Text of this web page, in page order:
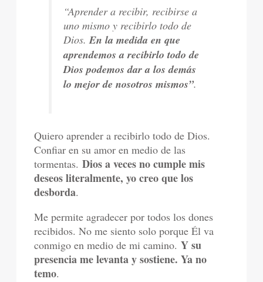
“Aprender a recibir, recibirse a
uno mismo y recibirlo todo de
Dios.En la medida en que
aprendemos a recibirlo todo de
Dios podemos dar a los demás
lo mejor de nosotros mismos”.
Quiero aprender a recibirlo todo de Dios.
Confiar en su amor en medio de las
tormentas.Dios a veces no cumple mis
deseos literalmente, yo creo que los
desborda.
Me permite agradecer por todos los dones
recibidos. No me siento solo porque Él va
conmigo en medio de mi camino.Y su
presencia me levanta y sostiene. Ya no
temo.